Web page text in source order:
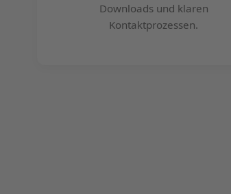
Downloads und klaren
Kontaktprozessen.